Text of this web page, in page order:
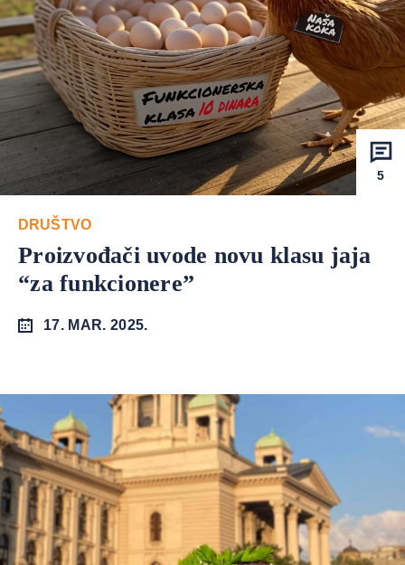
5
DRUŠTVO
Proizvođači uvode novu klasu jaja
“za funkcionere”
17. MAR. 2025.